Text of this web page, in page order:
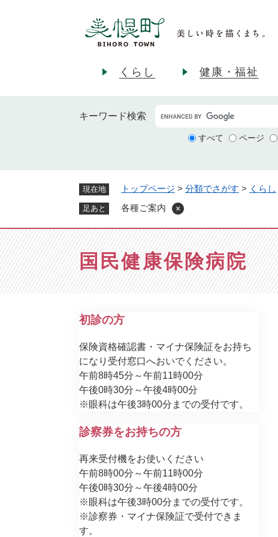
くらし 健康・福祉
キーワード検索
すべて ページ
現在地 トップページ > 分類でさがす > くらし
足あと 各種ご案内
国民健康保険病院
初診の方
保険資格確認書・マイナ保険証をお持ち
になり受付窓口へおいでください。
​午前8時45分～午前11時00分
午後0時30分～午後4時00分
※眼科は午後3時00分までの受付です。
診察券をお持ちの方
再来受付機をお使いください
午前8時00分～午前11時00分
午後0時30分～午後4時00分
※眼科は午後3時00分までの受付です。
※診察券・マイナ保険証で受付できま
す。